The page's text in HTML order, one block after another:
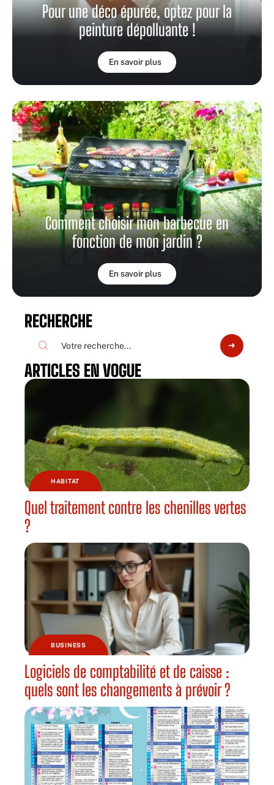
Pour une déco épurée, optez pour la
peinture dépolluante !
En savoir plus
Comment choisir mon barbecue en
fonction de mon jardin ?
En savoir plus
RECHERCHE
ARTICLES EN VOGUE
HABITAT
Quel traitement contre les chenilles vertes
?
BUSINESS
Logiciels de comptabilité et de caisse :
quels sont les changements à prévoir ?